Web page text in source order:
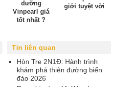
dưỡng
Vinpearl giá
tốt nhất ?
giới tuyệt vời
Tin liên quan
Hòn Tre 2N1Đ: Hành trình
khám phá thiên đường biển
đảo 2026